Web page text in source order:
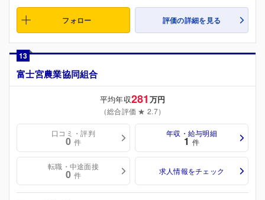
フォロー 評価の詳細を見る
13
富士宮農業協同組合
平均年収281 万円
（総合評価 ★ 2.7）
口コミ・評判
0 件
年収・給与明細
1 件
転職・中途面接
0 件 求人情報をチェック